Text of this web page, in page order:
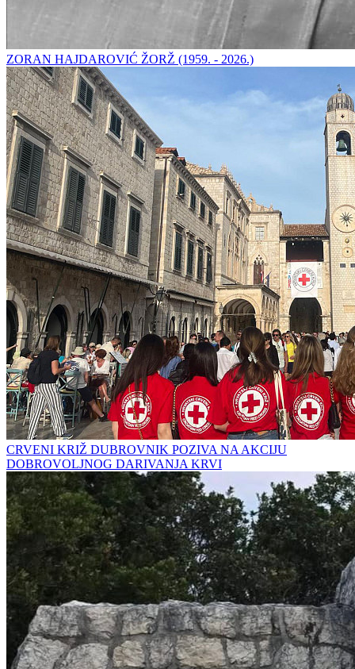
ZORAN HAJDAROVIĆ ŽORŽ (1959. - 2026.)
CRVENI KRIŽ DUBROVNIK POZIVA NA AKCIJU
DOBROVOLJNOG DARIVANJA KRVI